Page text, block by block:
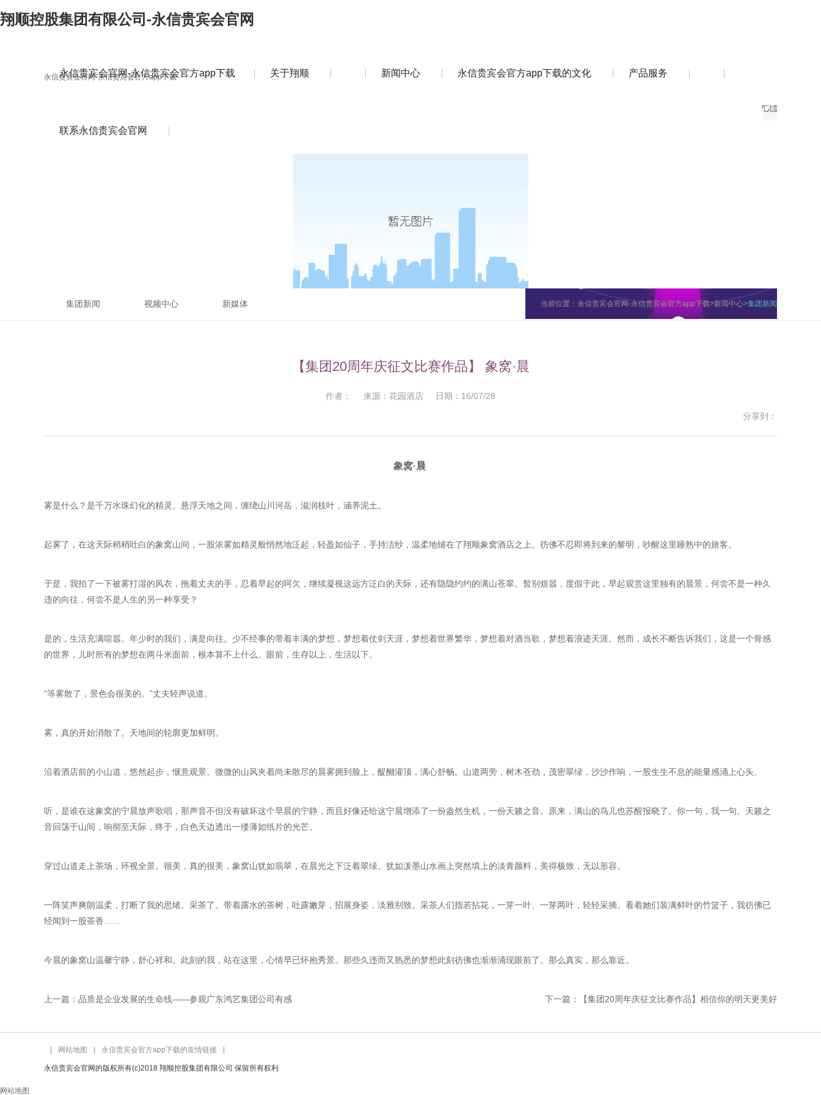
翔顺控股集团有限公司-永信贵宾会官网
永信贵宾会官网-永信贵宾会官方app下载
永信贵宾会官网-永信贵宾会官方app下载 关于翔顺 新闻中心 永信贵宾会官方app下载的文化 产品服务
联系永信贵宾会官网
当前位置： 永信贵宾会官网-永信贵宾会官方app下载>新闻中心>集团新闻
集团新闻 视频中心 新媒体
【集团20周年庆征文比赛作品】 象窝·晨
作者： 来源：花园酒店 日期：16/07/28
分享到：
象窝·晨
雾是什么？是千万水珠幻化的精灵。悬浮天地之间，缠绕山川河岳，滋润枝叶，涵养泥土。
起雾了，在这天际稍稍吐白的象窝山间，一股浓雾如精灵般悄然地泛起，轻盈如仙子，手持洁纱，温柔地铺在了翔顺象窝酒店之上。彷佛不忍即将到来的黎明，吵醒这里睡熟中的旅客。
于是，我拍了一下被雾打湿的风衣，拖着丈夫的手，忍着早起的呵欠，继续凝视这远方泛白的天际，还有隐隐约约的满山苍翠。暂别烦嚣，度假于此，早起观赏这里独有的晨景，何尝不是一种久
违的向往，何尝不是人生的另一种享受？
是的，生活充满喧嚣。年少时的我们，满是向往。少不经事的带着丰满的梦想，梦想着仗剑天涯，梦想着世界繁华，梦想着对酒当歌，梦想着浪迹天涯。然而，成长不断告诉我们，这是一个骨感
的世界，儿时所有的梦想在两斗米面前，根本算不上什么。眼前，生存以上，生活以下。
“等雾散了，景色会很美的。”丈夫轻声说道。
雾，真的开始消散了。天地间的轮廓更加鲜明。
沿着酒店前的小山道，悠然起步，惬意观景。微微的山风夹着尚未散尽的晨雾拥到脸上，醍醐灌顶，满心舒畅。山道两旁，树木苍劲，茂密翠绿，沙沙作响，一股生生不息的能量感涌上心头。
听，是谁在这象窝的宁晨放声歌唱，那声音不但没有破坏这个早晨的宁静，而且好像还给这宁晨增添了一份盎然生机，一份天籁之音。原来，满山的鸟儿也苏醒报晓了。你一句，我一句。天籁之
音回荡于山间，响彻至天际，终于，白色天边透出一缕薄如纸片的光芒。
穿过山道走上茶场，环视全景。很美，真的很美，象窝山犹如翡翠，在晨光之下泛着翠绿。犹如泼墨山水画上突然填上的淡青颜料，美得极致，无以形容。
一阵笑声爽朗温柔，打断了我的思绪。采茶了。带着露水的茶树，吐露嫩芽，招展身姿，淡雅别致。采茶人们指若拈花，一芽一叶、一芽两叶，轻轻采摘。看着她们装满鲜叶的竹篮子，我彷佛已
经闻到一股茶香……
今晨的象窝山温馨宁静，舒心祥和。此刻的我，站在这里，心情早已怀抱秀景。那些久违而又熟悉的梦想此刻彷佛也渐渐涌现眼前了。那么真实，那么靠近。
上一篇：品质是企业发展的生命线——参观广东鸿艺集团公司有感 下一篇：【集团20周年庆征文比赛作品】相信你的明天更美好
网站地图 永信贵宾会官方app下载的友情链接
永信贵宾会官网的版权所有(c)2018 翔顺控股集团有限公司 保留所有权利
网站地图